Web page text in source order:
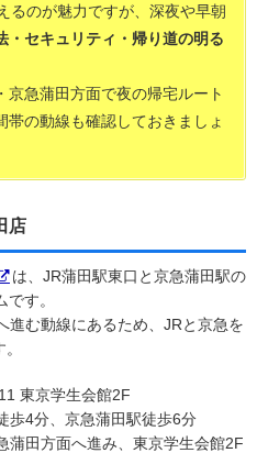
るのが魅力ですが、深夜や早朝
・セキュリティ・帰り道の明る
急蒲田方面で夜の帰宅ルート
の動線も確認しておきましょ
店
は、JR蒲田駅東口と京急蒲田駅の
す。
進む動線にあるため、JRと京急を
東京学生会館2F
歩4分、京急蒲田駅徒歩6分
蒲田方面へ進み、東京学生会館2F